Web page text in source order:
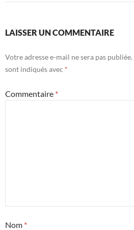
LAISSER UN COMMENTAIRE
Votre adresse e-mail ne sera pas publiée.
sont indiqués avec *
Commentaire *
Nom *